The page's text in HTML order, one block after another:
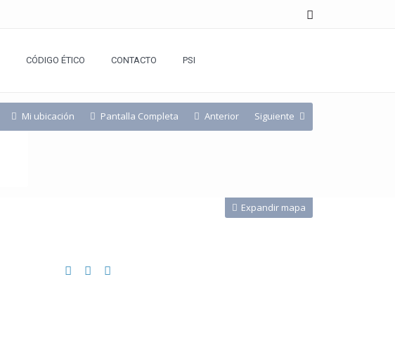
CÓDIGO ÉTICO CONTACTO PSI
Expandir mapa
Mi ubicación Pantalla Completa Anterior Siguiente